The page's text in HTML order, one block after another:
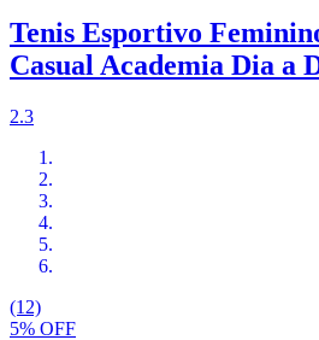
Tenis Esportivo
Casual Academia Dia a
2.3
(12)
5% OFF